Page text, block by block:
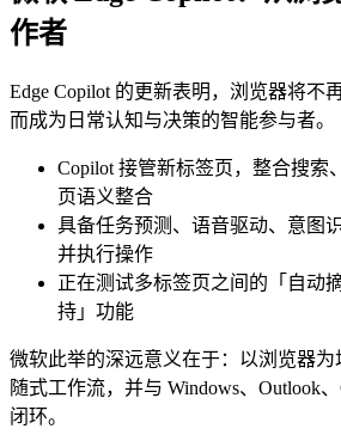
作者
Edge Copilot 的更新表明，浏览器将不
而成为日常认知与决策的智能参与者。
Copilot 接管新标签页，整合搜索
页语义整合
具备任务预测、语音驱动、意图
并执行操作
正在测试多标签页之间的「自动
持」功能
微软此举的深远意义在于：以浏览器
随式工作流，并与 Windows、Outlook
闭环。